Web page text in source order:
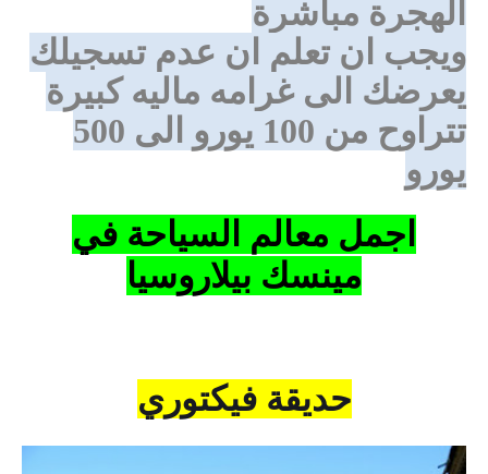
الهجرة مباشرة
ويجب ان تعلم ان عدم تسجيلك
يعرضك الى غرامه ماليه كبيرة
تتراوح من 100 يورو الى 500
يورو
اجمل معالم السياحة في
مينسك بيلاروسيا
حديقة فيكتوري